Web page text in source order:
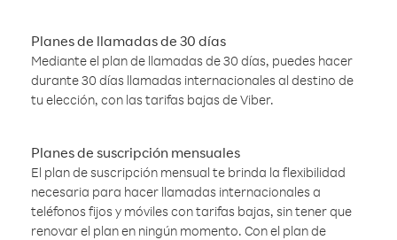
Planes de llamadas de 30 días
Mediante el plan de llamadas de 30 días, puedes hacer
durante 30 días llamadas internacionales al destino de
tu elección, con las tarifas bajas de Viber.
Planes de suscripción mensuales
El plan de suscripción mensual te brinda la flexibilidad
necesaria para hacer llamadas internacionales a
teléfonos fijos y móviles con tarifas bajas, sin tener que
renovar el plan en ningún momento. Con el plan de